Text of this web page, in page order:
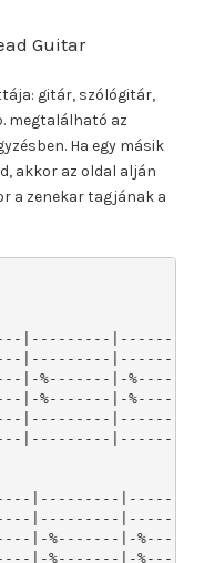
Guitar
gitár, szólógitár,
megtalálható az
Ha egy másik
akkor az oldal alján
a zenekar tagjának a
|---------
|---------
|-%-------|-
|-%-------|-
|---------
|---------
|---------
|---------
|-%-------|-
|-%-------|-